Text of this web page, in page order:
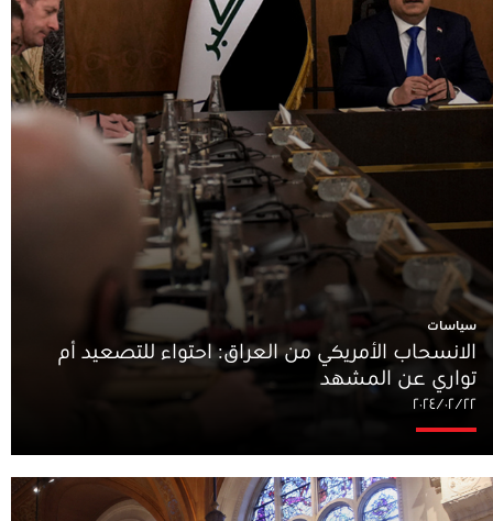
سياسات
الانسحاب الأمريكي من العراق: احتواء للتصعيد أم
تواري عن المشهد
٢٢‏/٠٢‏/٢٠٢٤